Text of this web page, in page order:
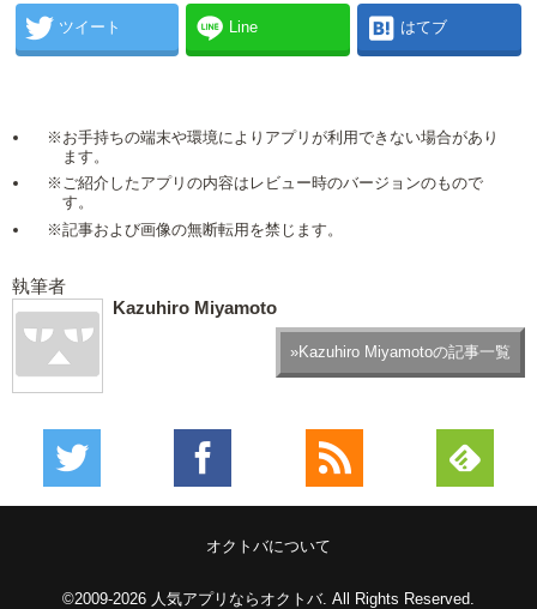
ツイート Line はてブ
※お手持ちの端末や環境によりアプリが利用できない場合があり
ます。
※ご紹介したアプリの内容はレビュー時のバージョンのもので
す。
※記事および画像の無断転用を禁じます。
執筆者
Kazuhiro Miyamoto
»Kazuhiro Miyamotoの記事一覧
オクトバについて
©2009-2026 人気アプリならオクトバ. All Rights Reserved.